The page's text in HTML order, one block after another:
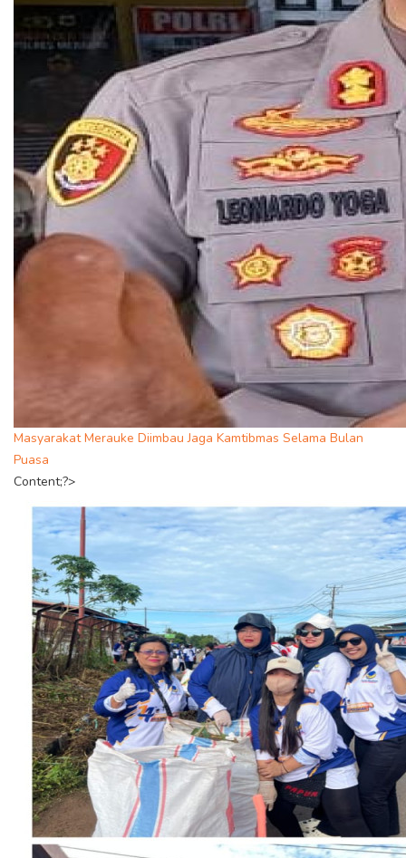
Masyarakat Merauke Diimbau Jaga Kamtibmas Selama Bulan
Puasa
Content;?>